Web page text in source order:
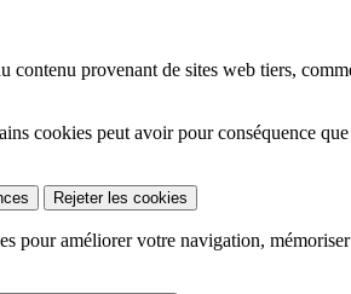
contenu provenant de sites web tiers,
cookies peut avoir pour conséquence
Rejeter les cookies
pour améliorer votre navigation,